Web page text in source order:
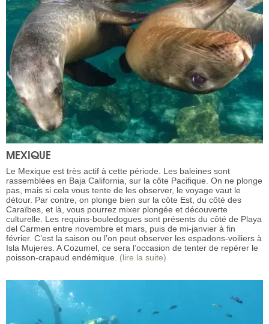
MEXIQUE
Le Mexique est très actif à cette période. Les baleines sont
rassemblées en Baja California, sur la côte Pacifique. On ne plonge
pas, mais si cela vous tente de les observer, le voyage vaut le
détour. Par contre, on plonge bien sur la côte Est, du côté des
Caraïbes, et là, vous pourrez mixer plongée et découverte
culturelle. Les requins-bouledogues sont présents du côté de Playa
del Carmen entre novembre et mars, puis de mi-janvier à fin
février. C’est la saison ou l’on peut observer les espadons-voiliers à
Isla Mujeres. A Cozumel, ce sera l’occasion de tenter de repérer le
poisson-crapaud endémique. (lire la suite)